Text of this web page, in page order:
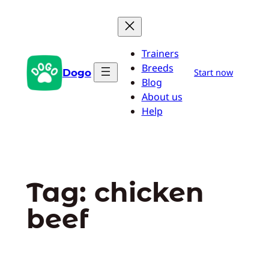
conteúdo Dogo
Trainers
Breeds
Blog
About us
Help
Start now
Tag: chicken
beef